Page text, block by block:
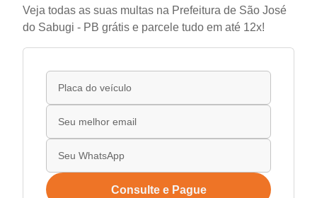
Veja todas as suas multas na Prefeitura de São José
do Sabugi - PB grátis e parcele tudo em até 12x!
Consulte e Pague